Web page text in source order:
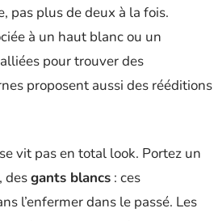
pas plus de deux à la fois.
à un haut blanc ou un
pour trouver des
proposent aussi des rééditions
vit pas en total look. Portez un
, desgants blancs : ces
l’enfermer dans le passé. Les